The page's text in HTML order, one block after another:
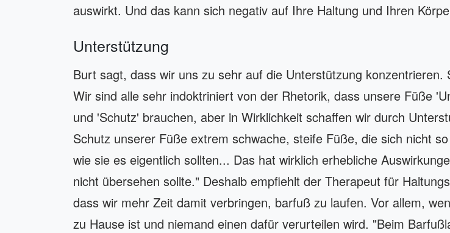
auswirkt. Und das kann sich negativ auf Ihre Haltung und Ihren
Unterstützung
Burt sagt, dass wir uns zu sehr auf die Unterstützung konzentrieren.
Wir sind alle sehr indoktriniert von der Rhetorik, dass unsere Füße
und 'Schutz' brauchen, aber in Wirklichkeit schaffen wir durch
Schutz unserer Füße extrem schwache, steife Füße, die sich nicht
wie sie es eigentlich sollten... Das hat wirklich erhebliche
nicht übersehen sollte." Deshalb empfiehlt der Therapeut für
dass wir mehr Zeit damit verbringen, barfuß zu laufen. Vor allem,
zu Hause ist und niemand einen dafür verurteilen wird. "Beim